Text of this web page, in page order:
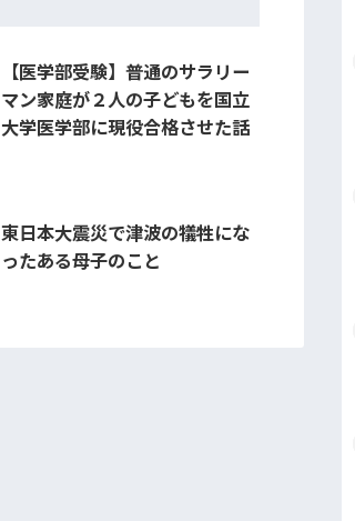
【医学部受験】普通のサラリー
マン家庭が２人の子どもを国立
大学医学部に現役合格させた話
東日本大震災で津波の犠牲にな
ったある母子のこと